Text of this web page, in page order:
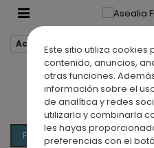
Este sitio utiliza
contenido, anuncios,
otras funciones.
información sobre el
de analítica y redes
utilizarla y combinarla
les hayas
preferencias con el
Accueil
MEUBLES
Filtrer Pertinence